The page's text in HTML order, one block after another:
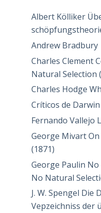
Albert Kölliker
Andrew Bradbury
Charles Clement
Natural Selection
Charles Hodge
Críticos de
Fernando Vallejo
George Mivart
(1871)
George Paulin
No Natural
J. W. Spengel Die
Vepzeichniss der